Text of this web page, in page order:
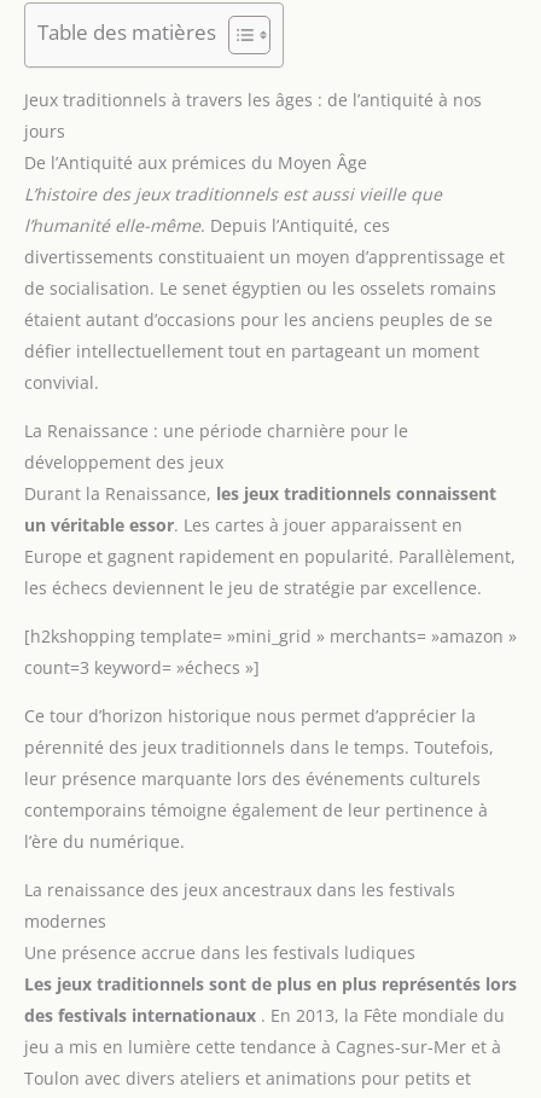
Table des matières
Jeux traditionnels à travers les âges : de l’antiquité à nos
jours
De l’Antiquité aux prémices du Moyen Âge
L’histoire des jeux traditionnels est aussi vieille que
l’humanité elle-même. Depuis l’Antiquité, ces
divertissements constituaient un moyen d’apprentissage et
de socialisation. Le senet égyptien ou les osselets romains
étaient autant d’occasions pour les anciens peuples de se
défier intellectuellement tout en partageant un moment
convivial.
La Renaissance : une période charnière pour le
développement des jeux
Durant la Renaissance, les jeux traditionnels connaissent
un véritable essor. Les cartes à jouer apparaissent en
Europe et gagnent rapidement en popularité. Parallèlement,
les échecs deviennent le jeu de stratégie par excellence.
[h2kshopping template= »mini_grid » merchants= »amazon »
count=3 keyword= »échecs »]
Ce tour d’horizon historique nous permet d’apprécier la
pérennité des jeux traditionnels dans le temps. Toutefois,
leur présence marquante lors des événements culturels
contemporains témoigne également de leur pertinence à
l’ère du numérique.
La renaissance des jeux ancestraux dans les festivals
modernes
Une présence accrue dans les festivals ludiques
Les jeux traditionnels sont de plus en plus représentés lors
des festivals internationaux . En 2013, la Fête mondiale du
jeu a mis en lumière cette tendance à Cagnes-sur-Mer et à
Toulon avec divers ateliers et animations pour petits et